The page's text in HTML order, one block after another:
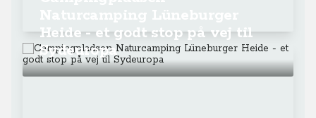
Heide - et godt stop på vej til
Sydeuropa